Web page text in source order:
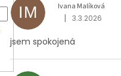
IM Ivana Malíková
Hodnocení
| 3.3.2026
jsem spokojená